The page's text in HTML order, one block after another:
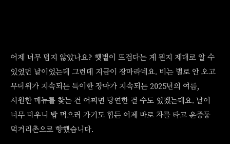
어제 너무 덥지 않았나요? 햇볕이 뜨겁다는 게 뭔지 제대로 알 수
있었던 날이었는데 그런데 지금이 장마라네요. 비는 별로 안 오고
무더위가 지속되는 특이한 장마가 지속되는 2025년의 여름,
시원한 메뉴를 찾는 건 어쩌면 당연한 걸 수도 있겠는데요. 날이
너무 더우니 밥 먹으러 가기도 힘든 어제 바로 차를 타고 운중동
먹거리촌으로 향했습니다.